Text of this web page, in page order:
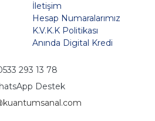
İletişim
Hesap Numaralarımız
K.V.K.K Politikası
Anında Digital Kredi
293 13 78
Destek